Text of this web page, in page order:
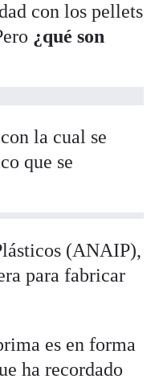
con los pellets
¿qué son
la cual se
que se
(ANAIP),
para fabricar
es en forma
ha recordado